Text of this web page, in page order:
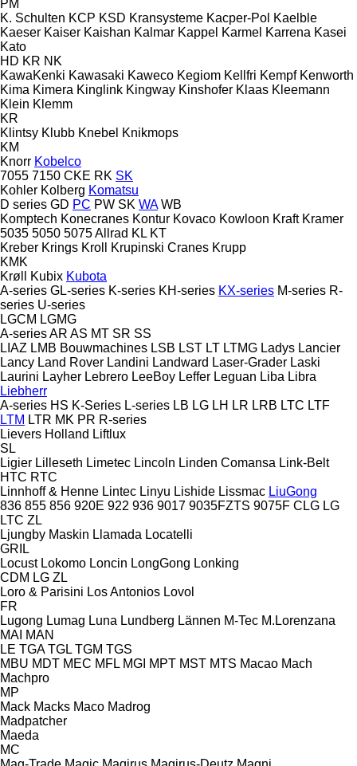
PM
K. Schulten KCP KSD Kransysteme Kacper-Pol Kaelble
Kaeser Kaiser Kaishan Kalmar Kappel Karmel Karrena Kasei
Kato
HD KR NK
KawaKenki Kawasaki Kaweco Kegiom Kellfri Kempf Kenworth
Kima Kimera Kinglink Kingway Kinshofer Klaas Kleemann
Klein Klemm
KR
Klintsy Klubb Knebel Knikmops
KM
Knorr Kobelco
7055 7150 CKE RK SK
Kohler Kolberg Komatsu
D series GD PC PW SK WA WB
Komptech Konecranes Kontur Kovaco Kowloon Kraft Kramer
5035 5050 5075Allrad KL KT
Kreber Krings Kroll Krupinski Cranes Krupp
KMK
Krøll
Kubix Kubota
A-series GL-series K-series KH-series KX-series M-series R-
series U-series
LGCM LGMG
A-seriesAR AS MT SR SS
LIAZ LMB Bouwmachines LSB LST LT LTMG Ladys Lancier
Lancy Land Rover Landini Landward Laser-Grader Laski
Laurini Layher Lebrero LeeBoy Leffer Leguan Liba Libra
Liebherr
A-series HS K-Series L-series LB LG LH LR LRB LTC LTF
LTM LTR MK PR R-series
Lievers Holland Liftlux
SL
Ligier Lilleseth Limetec Lincoln Linden Comansa Link-Belt
HTC RTC
Linnhoff & Henne Lintec Linyu Lishide Lissmac LiuGong
836 855 856 920E 922 936 9017 9035FZTS 9075F CLG LG
LTC ZL
Ljungby Maskin Llamada Locatelli
GRIL
Locust Lokomo Loncin LongGong Lonking
CDM LG ZL
Loro & Parisini Los Antonios Lovol
FR
Lugong Lumag Luna Lundberg Lännen M-Tec M.Lorenzana
MAI MAN
LE TGA TGL TGM TGS
MBU MDT MEC MFL MGI MPT MST MTS Macao Mach
Machpro
MP
Mack Macks Maco Madrog
Madpatcher
Maeda
MC